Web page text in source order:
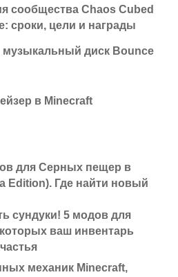
сообщества Chaos Cubed
сроки, цели и награды
музыкальный диск Bounce
в Minecraft
для Серных пещер в
Edition). Где найти новый
сундуки! 5 модов для
ваш инвентарь
механик Minecraft,